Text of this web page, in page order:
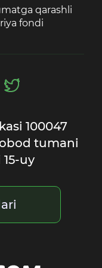
qarashli
fondi
100047
tumani
uy